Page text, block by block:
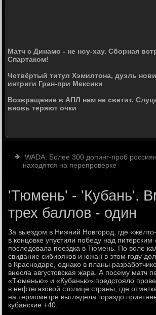
Матч с Динамо - не ноу-хау. Сборная
Спартаком!
Четвёртый титул Хэмилтона, дуэль
интриги Гран-при Мексики
Возвращение в АПЛ нам не светит.
вновь теряют очки
WADA: Более 300 допинг-проб
находятся на перепроверке
'Тюмень' - 'Кубань'.
трех баллов - один
За выездом в Нижний Новгород, где
в концовке упустили победу над питерским
последовала поездка в Тюмень. По воле
свидание сибиряков и южан в этом году
в Краснодаре, однако в планы
внесла августовская жара. А посему матч
«Тюменью» и «Кубанью» предстояло
в нефтегазовой столице страны, где
на термометре выглядела гораздо
кубанские +40.